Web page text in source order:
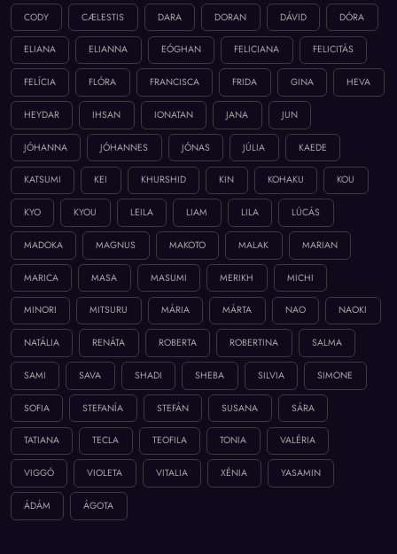
CODY CÆLESTIS DARA DORAN DÁVID DÓRA
ELIANA ELIANNA EÓGHAN FELICIANA FELICITÁS
FELÍCIA FLÓRA FRANCISCA FRIDA GINA HEVA
HEYDAR IHSAN IONATAN JANA JUN
JÓHANNA JÓHANNES JÓNAS JÚLIA KAEDE
KATSUMI KEI KHURSHID KIN KOHAKU KOU
KYO KYOU LEILA LIAM LILA LÚCÁS
MADOKA MAGNUS MAKOTO MALAK MARIAN
MARICA MASA MASUMI MERIKH MICHI
MINORI MITSURU MÁRIA MÁRTA NAO NAOKI
NATÁLIA RENÁTA ROBERTA ROBERTINA SALMA
SAMI SAVA SHADI SHEBA SILVIA SIMONE
SOFIA STEFANÍA STEFÁN SUSANA SÁRA
TATIANA TECLA TEOFILA TONIA VALÉRIA
VIGGÓ VIOLETA VITALIA XÉNIA YASAMIN
ÁDÁM ÁGOTA